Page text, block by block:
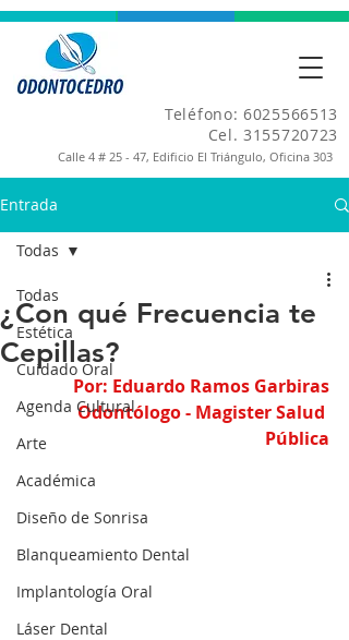
Teléfono: 6025566513
Cel. 3155720723
Calle 4 # 25 - 47, Edificio El Triángulo, Oficina 303
Entrada
Todas
Estética
Cuidado Oral
Agenda Cultural
Arte
Académica
Diseño de Sonrisa
Blanqueamiento Dental
Implantología Oral
Láser Dental
Todas
¿Con qué Frecuencia te
Cepillas?
Por: Eduardo Ramos Garbiras
Odontólogo - Magister Salud
Pública